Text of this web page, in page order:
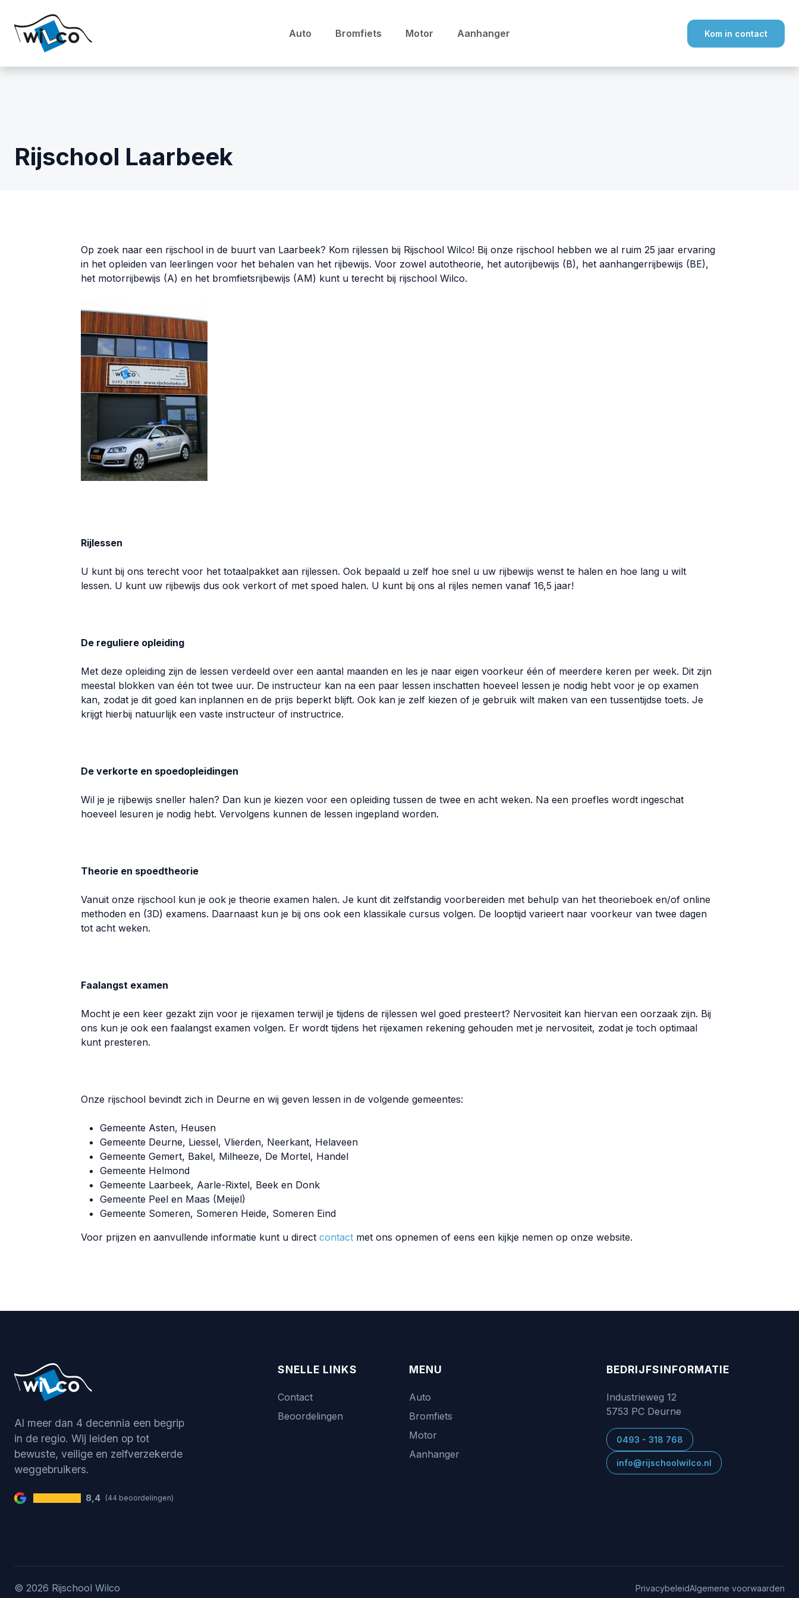
Auto Bromfiets Motor Aanhanger Kom in contact
Rijschool Laarbeek
Op zoek naar een rijschool in de buurt van Laarbeek? Kom rijlessen bij Rijschool Wilco! Bij onze rijschool hebben we al ruim 25 jaar ervaring
in het opleiden van leerlingen voor het behalen van het rijbewijs. Voor zowel autotheorie, het autorijbewijs (B), het aanhangerrijbewijs (BE),
het motorrijbewijs (A) en het bromfietsrijbewijs (AM) kunt u terecht bij rijschool Wilco.
Rijlessen
U kunt bij ons terecht voor het totaalpakket aan rijlessen. Ook bepaald u zelf hoe snel u uw rijbewijs wenst te halen en hoe lang u wilt
lessen. U kunt uw rijbewijs dus ook verkort of met spoed halen. U kunt bij ons al rijles nemen vanaf 16,5 jaar!
De reguliere opleiding
Met deze opleiding zijn de lessen verdeeld over een aantal maanden en les je naar eigen voorkeur één of meerdere keren per week. Dit zijn
meestal blokken van één tot twee uur. De instructeur kan na een paar lessen inschatten hoeveel lessen je nodig hebt voor je op examen
kan, zodat je dit goed kan inplannen en de prijs beperkt blijft. Ook kan je zelf kiezen of je gebruik wilt maken van een tussentijdse toets. Je
krijgt hierbij natuurlijk een vaste instructeur of instructrice.
De verkorte en spoedopleidingen
Wil je je rijbewijs sneller halen? Dan kun je kiezen voor een opleiding tussen de twee en acht weken. Na een proefles wordt ingeschat
hoeveel lesuren je nodig hebt. Vervolgens kunnen de lessen ingepland worden.
Theorie en spoedtheorie
Vanuit onze rijschool kun je ook je theorie examen halen. Je kunt dit zelfstandig voorbereiden met behulp van het theorieboek en/of online
methoden en (3D) examens. Daarnaast kun je bij ons ook een klassikale cursus volgen. De looptijd varieert naar voorkeur van twee dagen
tot acht weken.
Faalangst examen
Mocht je een keer gezakt zijn voor je rijexamen terwijl je tijdens de rijlessen wel goed presteert? Nervositeit kan hiervan een oorzaak zijn. Bij
ons kun je ook een faalangst examen volgen. Er wordt tijdens het rijexamen rekening gehouden met je nervositeit, zodat je toch optimaal
kunt presteren.
Onze rijschool bevindt zich in Deurne en wij geven lessen in de volgende gemeentes:
Gemeente Asten, Heusen
Gemeente Deurne, Liessel, Vlierden, Neerkant, Helaveen
Gemeente Gemert, Bakel, Milheeze, De Mortel, Handel
Gemeente Helmond
Gemeente Laarbeek, Aarle-Rixtel, Beek en Donk
Gemeente Peel en Maas (Meijel)
Gemeente Someren, Someren Heide, Someren Eind
Voor prijzen en aanvullende informatie kunt u direct contact met ons opnemen of eens een kijkje nemen op onze website.
Al meer dan 4 decennia een begrip
in de regio. Wij leiden op tot
bewuste, veilige en zelfverzekerde
weggebruikers.
8,4 (44 beoordelingen)
SNELLE LINKS
Contact
Beoordelingen
MENU
Auto
Bromfiets
Motor
Aanhanger
BEDRIJFSINFORMATIE
Industrieweg 12
5753 PC Deurne
0493 - 318 768
info@rijschoolwilco.nl
© 2026 Rijschool Wilco PrivacybeleidAlgemene voorwaarden